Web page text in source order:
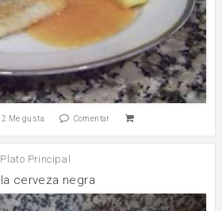
2 Me gusta Comentar
Plato Principal
cerveza negra